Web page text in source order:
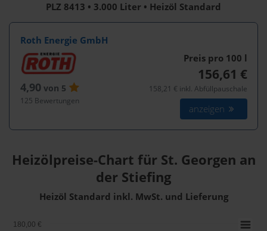
PLZ 8413 • 3.000 Liter • Heizöl Standard
Roth Energie GmbH
4,90 von 5
125 Bewertungen
Preis pro 100 l
156,61 €
158,21 € inkl. Abfüllpauschale
anzeigen
Heizölpreise-Chart für St. Georgen an
der Stiefing
Heizöl Standard inkl. MwSt. und Lieferung
180,00 €